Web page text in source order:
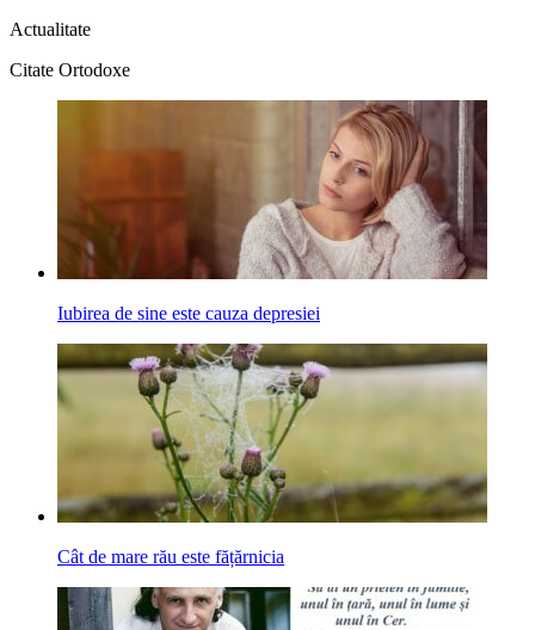
Actualitate
Citate Ortodoxe
Iubirea de sine este cauza depresiei
Cât de mare rău este fățărnicia